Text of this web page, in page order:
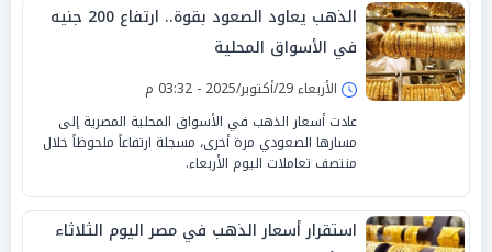
الذهب يعاود الصعود بقوة.. ارتفاع 200 جنيه
في الأسواق المحلية
الأربعاء 29/أكتوبر/2025 - 03:32 م
عادت أسعار الذهب في الأسواق المحلية المصرية إلى
مسارها الصعودي مرة أخرى، مسجلة ارتفاعاً ملحوظاً خلال
منتصف تعاملات اليوم الأربعاء.
استقرار أسعار الذهب في مصر اليوم الثلاثاء